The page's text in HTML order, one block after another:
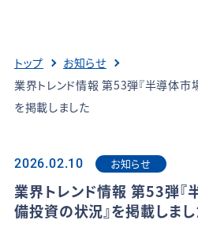
トップ
お知らせ
業界トレンド情報 第53弾『半導体市
を掲載しました
2026.02.10 お知らせ
業界トレンド情報 第53弾『
備投資の状況』を掲載しま